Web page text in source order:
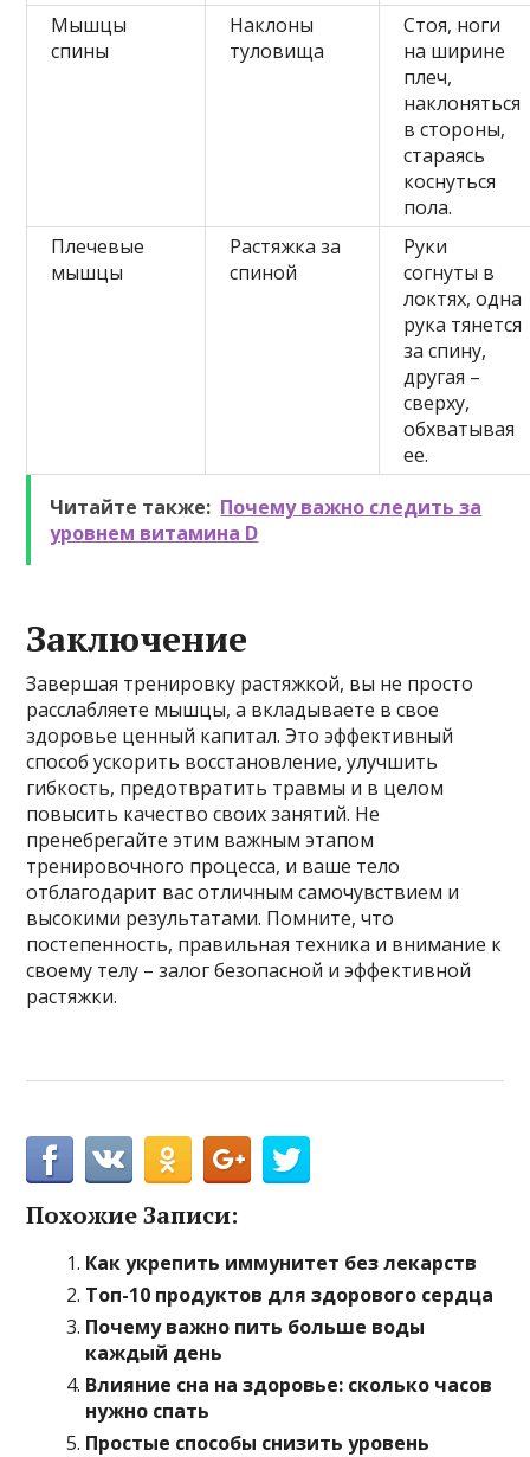
Мышцы
спины
Наклоны
туловища
Стоя, ноги
на ширине
плеч,
наклоняться
в стороны,
стараясь
коснуться
пола.
Плечевые
мышцы
Растяжка за
спиной
Руки
согнуты в
локтях, одна
рука тянется
за спину,
другая –
сверху,
обхватывая
ее.
Читайте также: Почему важно следить за
уровнем витамина D
Заключение
Завершая тренировку растяжкой, вы не просто
расслабляете мышцы, а вкладываете в свое
здоровье ценный капитал. Это эффективный
способ ускорить восстановление, улучшить
гибкость, предотвратить травмы и в целом
повысить качество своих занятий. Не
пренебрегайте этим важным этапом
тренировочного процесса, и ваше тело
отблагодарит вас отличным самочувствием и
высокими результатами. Помните, что
постепенность, правильная техника и внимание к
своему телу – залог безопасной и эффективной
растяжки.
Похожие Записи:
Как укрепить иммунитет без лекарств
Топ-10 продуктов для здорового сердца
Почему важно пить больше воды
каждый день
Влияние сна на здоровье: сколько часов
нужно спать
Простые способы снизить уровень